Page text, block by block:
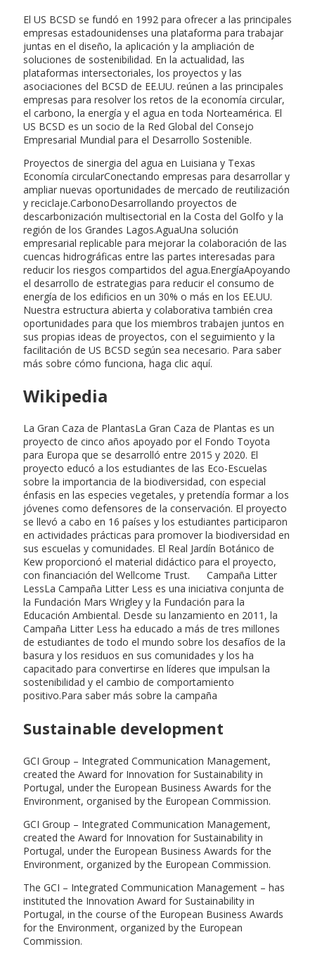
El US BCSD se fundó en 1992 para ofrecer a las principales
empresas estadounidenses una plataforma para trabajar
juntas en el diseño, la aplicación y la ampliación de
soluciones de sostenibilidad. En la actualidad, las
plataformas intersectoriales, los proyectos y las
asociaciones del BCSD de EE.UU. reúnen a las principales
empresas para resolver los retos de la economía circular,
el carbono, la energía y el agua en toda Norteamérica. El
US BCSD es un socio de la Red Global del Consejo
Empresarial Mundial para el Desarrollo Sostenible.
Proyectos de sinergia del agua en Luisiana y Texas
Economía circularConectando empresas para desarrollar y
ampliar nuevas oportunidades de mercado de reutilización
y reciclaje.CarbonoDesarrollando proyectos de
descarbonización multisectorial en la Costa del Golfo y la
región de los Grandes Lagos.AguaUna solución
empresarial replicable para mejorar la colaboración de las
cuencas hidrográficas entre las partes interesadas para
reducir los riesgos compartidos del agua.EnergíaApoyando
el desarrollo de estrategias para reducir el consumo de
energía de los edificios en un 30% o más en los EE.UU.
Nuestra estructura abierta y colaborativa también crea
oportunidades para que los miembros trabajen juntos en
sus propias ideas de proyectos, con el seguimiento y la
facilitación de US BCSD según sea necesario. Para saber
más sobre cómo funciona, haga clic aquí.
Wikipedia
La Gran Caza de PlantasLa Gran Caza de Plantas es un
proyecto de cinco años apoyado por el Fondo Toyota
para Europa que se desarrolló entre 2015 y 2020. El
proyecto educó a los estudiantes de las Eco-Escuelas
sobre la importancia de la biodiversidad, con especial
énfasis en las especies vegetales, y pretendía formar a los
jóvenes como defensores de la conservación. El proyecto
se llevó a cabo en 16 países y los estudiantes participaron
en actividades prácticas para promover la biodiversidad en
sus escuelas y comunidades. El Real Jardín Botánico de
Kew proporcionó el material didáctico para el proyecto,
con financiación del Wellcome Trust. Campaña Litter
LessLa Campaña Litter Less es una iniciativa conjunta de
la Fundación Mars Wrigley y la Fundación para la
Educación Ambiental. Desde su lanzamiento en 2011, la
Campaña Litter Less ha educado a más de tres millones
de estudiantes de todo el mundo sobre los desafíos de la
basura y los residuos en sus comunidades y los ha
capacitado para convertirse en líderes que impulsan la
sostenibilidad y el cambio de comportamiento
positivo.Para saber más sobre la campaña
Sustainable development
GCI Group – Integrated Communication Management,
created the Award for Innovation for Sustainability in
Portugal, under the European Business Awards for the
Environment, organised by the European Commission.
GCI Group – Integrated Communication Management,
created the Award for Innovation for Sustainability in
Portugal, under the European Business Awards for the
Environment, organized by the European Commission.
The GCI – Integrated Communication Management – has
instituted the Innovation Award for Sustainability in
Portugal, in the course of the European Business Awards
for the Environment, organized by the European
Commission.